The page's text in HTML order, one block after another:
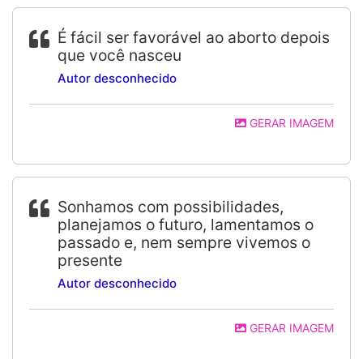
É fácil ser favorável ao aborto depois
que você nasceu
Autor desconhecido
GERAR IMAGEM
Sonhamos com possibilidades,
planejamos o futuro, lamentamos o
passado e, nem sempre vivemos o
presente
Autor desconhecido
GERAR IMAGEM